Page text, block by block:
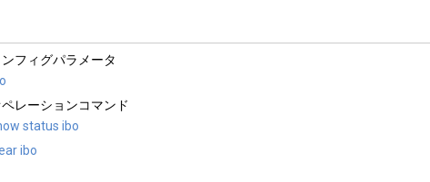
ンフィグパラメータ
ペレーションコマンド
status ibo
ibo